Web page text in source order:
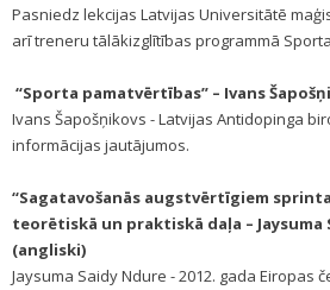
Pasniedz lekcijas Latvijas Universitātē
arī treneru tālākizglītības programmā
“Sporta pamatvērtības” – Ivans
Ivans Šapošņikovs - Latvijas Antidopinga
informācijas jautājumos.
“Sagatavošanās augstvērtīgiem
teorētiskā un praktiskā daļa – Jaysuma
(angliski)
Jaysuma Saidy Ndure - 2012. gada Eiropas